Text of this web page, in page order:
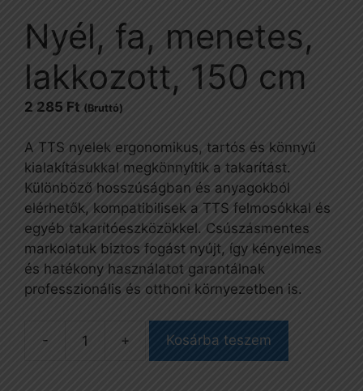
Nyél, fa, menetes,
lakkozott, 150 cm
2 285 Ft (Bruttó)
A TTS nyelek ergonomikus, tartós és könnyű
kialakításukkal megkönnyítik a takarítást.
Különböző hosszúságban és anyagokból
elérhetők, kompatibilisek a TTS felmosókkal és
egyéb takarítóeszközökkel. Csúszásmentes
markolatuk biztos fogást nyújt, így kényelmes
és hatékony használatot garantálnak
professzionális és otthoni környezetben is.
Nyél,
Kosárba teszem